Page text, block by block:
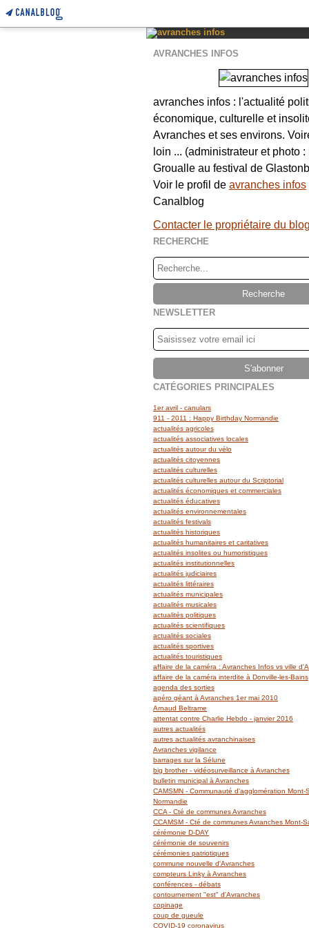
AVRANCHES INFOS
avranches infos : l'actualité
économique, culturelle et
Avranches et ses environs.
loin ... (administrateur et photo
Groualle au festival de
Voir le profil de avranches infos
Canalblog
Contacter le propriétaire du blog
RECHERCHE
NEWSLETTER
CATÉGORIES PRINCIPALES
1er avril - canulars
911 - 2011 : Happy Birthday Normandie
actualités agricoles
actualités associatives locales
actualités autour du vélo
actualités citoyennes
actualités culturelles
actualités culturelles autour du Scriptorial
actualités économiques et commerciales
actualités éducatives
actualités environnementales
actualités festivals
actualités historiques
actualités humanitaires et caritatives
actualités insolites ou humoristiques
actualités institutionnelles
actualités judiciaires
actualités littéraires
actualités municipales
actualités musicales
actualités politiques
actualités scientifiques
actualités sociales
actualités sportives
actualités touristiques
affaire de la caméra : Avranches Infos vs ville
affaire de la caméra interdite à Donville-les-Bains
agenda des sorties
apéro géant à Avranches 1er mai 2010
Arnaud Beltrame
attentat contre Charlie Hebdo - janvier 2016
autres actualités
autres actualités avranchinaises
Avranches vigilance
barrages sur la Sélune
big brother - vidéosurveillance à Avranches
bulletin municipal à Avranches
CAMSMN - Communauté d'agglomération Mont-
Normandie
CCA - Cté de communes Avranches
CCAMSM - Cté de communes Avranches Mont-
cérémonie D-DAY
cérémonie de souvenirs
cérémonies patriotiques
commune nouvelle d'Avranches
compteurs Linky à Avranches
conférences - débats
contournement "est" d'Avranches
copinage
coup de gueule
COVID-19 coronavirus